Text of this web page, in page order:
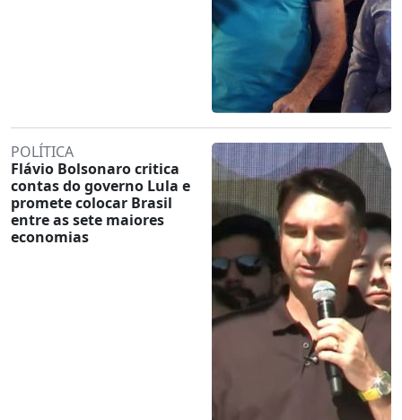
POLÍTICA
Flávio Bolsonaro critica
contas do governo Lula e
promete colocar Brasil
entre as sete maiores
economias